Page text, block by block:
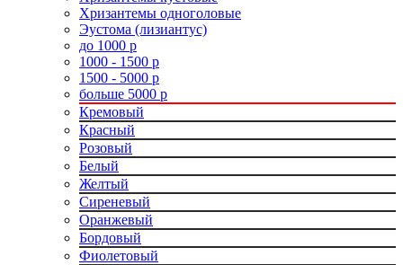
Хризантемы одноголовые
Эустома (лизиантус)
до 1000 р
1000 - 1500 р
1500 - 5000 р
больше 5000 р
Кремовый
Красный
Розовый
Белый
Желтый
Сиреневый
Оранжевый
Бордовый
Фиолетовый